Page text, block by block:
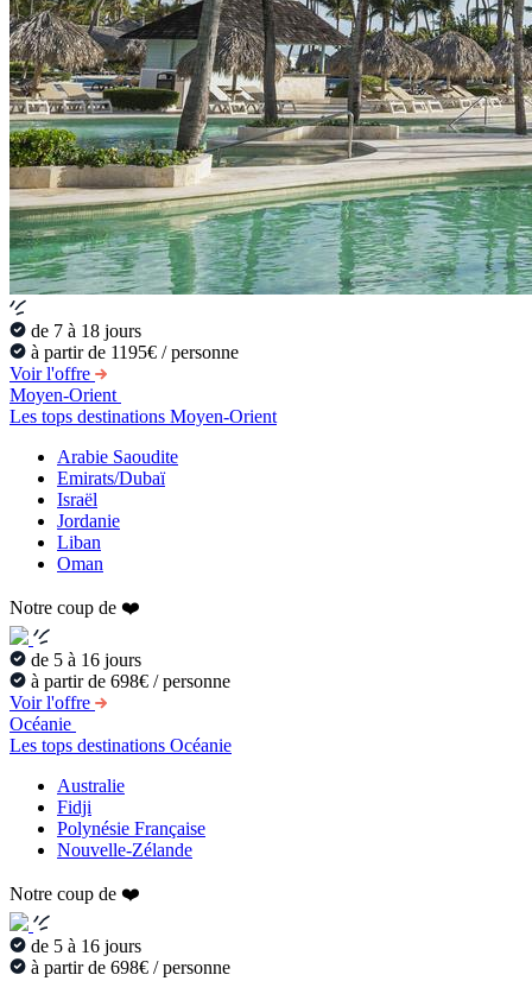
de 7 à 18 jours
à partir de 1195€ / personne
Voir l'offre
Moyen-Orient
Les tops destinations Moyen-Orient
Arabie Saoudite
Emirats/Dubaï
Israël
Jordanie
Liban
Oman
Notre coup de ❤️
de 5 à 16 jours
à partir de 698€ / personne
Voir l'offre
Océanie
Les tops destinations Océanie
Australie
Fidji
Polynésie Française
Nouvelle-Zélande
Notre coup de ❤️
de 5 à 16 jours
à partir de 698€ / personne